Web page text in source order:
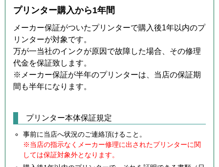
プリンター購入から1年間
メーカー保証がついたプリンターで購入後1年以内のプ
リンターが対象です。
万が一当社のインクが原因で故障した場合、その修理
代金を保証致します。
※メーカー保証が半年のプリンターは、当店の保証期
間も半年になります。
プリンター本体保証規定
事前に当店へ状況のご連絡頂けること。
※当店の指示なくメーカー修理に出されたプリンターに関
しては保証対象外となります。